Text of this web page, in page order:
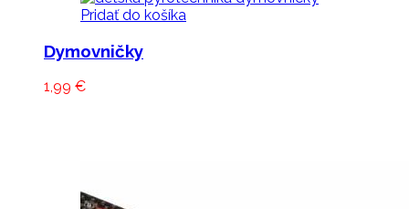
Pridať do košíka
Dymovničky
1,99 €